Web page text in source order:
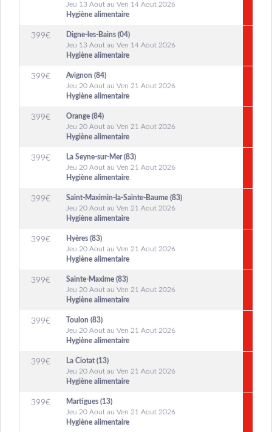
Jeu 13 Aout au Ven 14 Aout 2026
Hygiène alimentaire
399€
Digne-les-Bains (04)
Jeu 13 Aout au Ven 14 Aout 2026
Hygiène alimentaire
399€
Avignon (84)
Jeu 20 Aout au Ven 21 Aout 2026
Hygiène alimentaire
399€
Orange (84)
Jeu 20 Aout au Ven 21 Aout 2026
Hygiène alimentaire
399€
La Seyne-sur-Mer (83)
Jeu 20 Aout au Ven 21 Aout 2026
Hygiène alimentaire
399€
Saint-Maximin-la-Sainte-Baume (83)
Jeu 20 Aout au Ven 21 Aout 2026
Hygiène alimentaire
399€
Hyères (83)
Jeu 20 Aout au Ven 21 Aout 2026
Hygiène alimentaire
399€
Sainte-Maxime (83)
Jeu 20 Aout au Ven 21 Aout 2026
Hygiène alimentaire
399€
Toulon (83)
Jeu 20 Aout au Ven 21 Aout 2026
Hygiène alimentaire
399€
La Ciotat (13)
Jeu 20 Aout au Ven 21 Aout 2026
Hygiène alimentaire
399€
Martigues (13)
Jeu 20 Aout au Ven 21 Aout 2026
Hygiène alimentaire